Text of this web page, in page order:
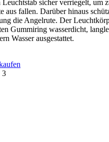
Leuchtstab sicher verriegelt, um
aus fallen. Darüber hinaus
die Angelrute. Der
Gummiring wasserdicht,
Wasser ausgestattet.
3